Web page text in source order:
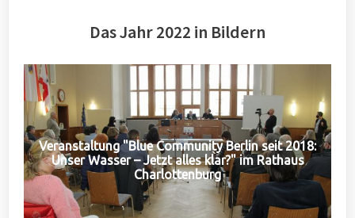
Das Jahr 2022 in Bildern
Veranstaltung "Blue Community Berlin seit 2018:
Unser Wasser – Jetzt alles klar?" im Rathaus
Charlottenburg